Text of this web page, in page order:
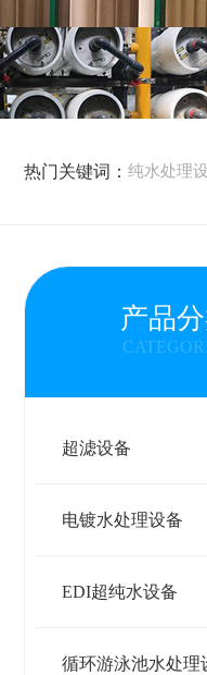
热门关键词： 纯水处理
产品
超滤设备
电镀水处理设备
EDI超纯水设备
循环游泳池水处理